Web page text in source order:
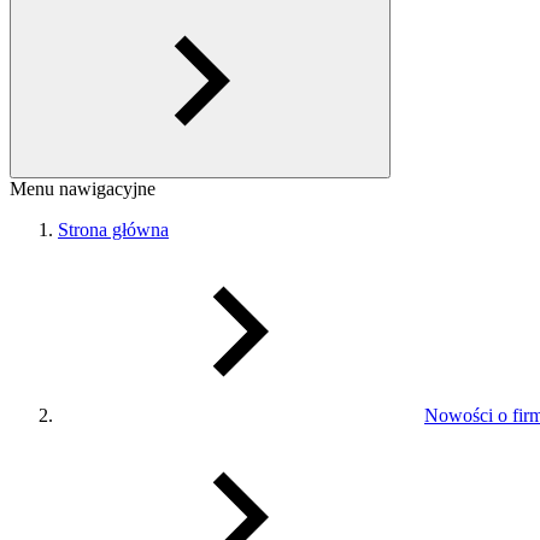
Menu nawigacyjne
Strona główna
Nowości o